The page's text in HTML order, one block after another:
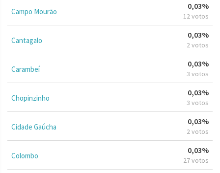
Campo Mourão
0,03%
12 votos
Cantagalo
0,03%
2 votos
Carambeí
0,03%
3 votos
Chopinzinho
0,03%
3 votos
Cidade Gaúcha
0,03%
2 votos
Colombo
0,03%
27 votos